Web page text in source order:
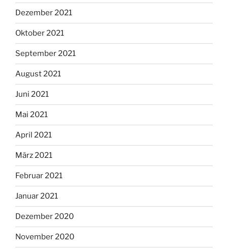
Dezember 2021
Oktober 2021
September 2021
August 2021
Juni 2021
Mai 2021
April 2021
März 2021
Februar 2021
Januar 2021
Dezember 2020
November 2020